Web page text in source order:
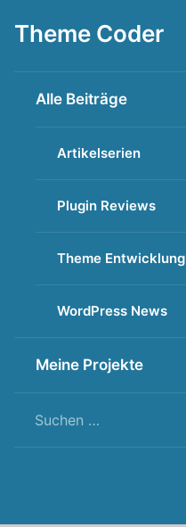
Inhalt
Theme Coder
Alle Beiträge
Artikelserien
Plugin Reviews
Theme Entwicklung
WordPress News
Meine Projekte